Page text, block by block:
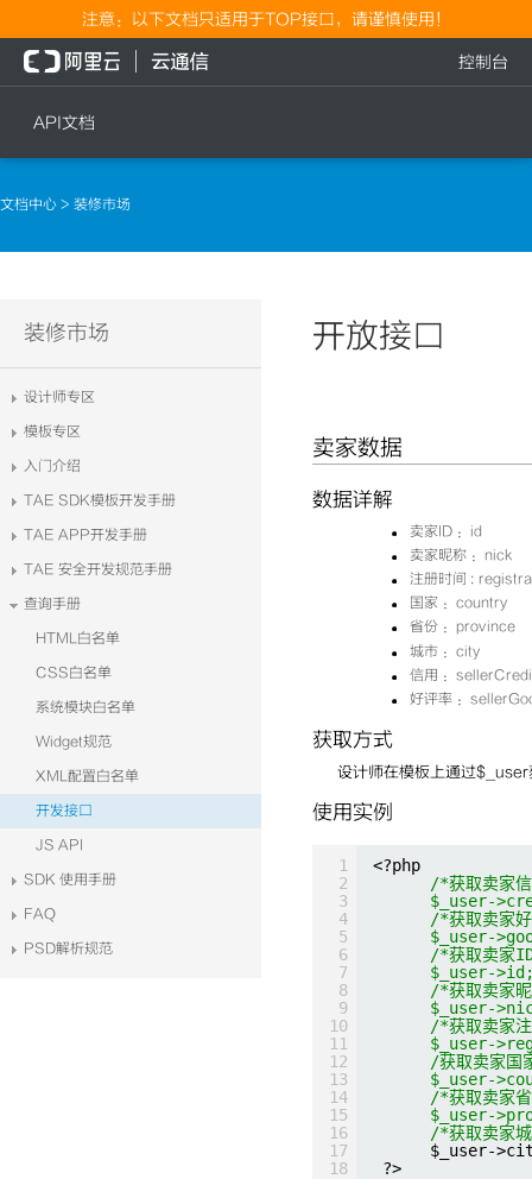
注意：以下文档只适用于TOP接口，请谨慎使用！
API文档
流量充值档位查询
流量充值结果查询
控制台
文档中心 > 装修市场
装修市场
设计师专区
模板专区
入门介绍
TAE SDK模板开发手册
TAE APP开发手册
TAE 安全开发规范手册
查询手册
HTML白名单
CSS白名单
系统模块白名单
Widget规范
XML配置白名单
开发接口
JS API
SDK 使用手册
FAQ
PSD解析规范
开放接口
卖家数据
数据详解
卖家ID ：id
卖家昵称 ：nick
注册时间 :
国家 ：country
省份 ：province
城市 ：city
信用 ：
好评率 ：
获取方式
设计师在模板上通过
使用实例
1
2
3
4
5
6
7
8
9
10
11
12
13
14
15
16
17
18
<?php
/*获取卖家
$_user-
/*获取卖家
$_user-
/*获取卖家
$_user-
/*获取卖家
$_user-
/*获取卖家
$_user-
/获取卖家国
$_user-
/*获取卖家
$_user-
/*获取卖家
$_user-
?>